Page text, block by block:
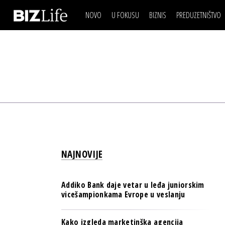
NOVO U FOKUSU BIZNIS
ESG & ENERGY
PULS REGIONA
NOVO NA RAFU
PREDUZETNIŠTVO
IZJAVA DANABIZNIS SCENA
NOVO NA RAFU
NAJNOVIJE
Addiko Bank daje vetar u leđa juniorskim
vicešampionkama Evrope u veslanju
Kako izgleda marketinška agencija